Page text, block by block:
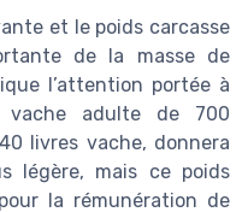
et le poids carcasse
de la masse de
l’attention portée à
vache adulte de 700
livres vache, donnera
légère, mais ce poids
la rémunération de